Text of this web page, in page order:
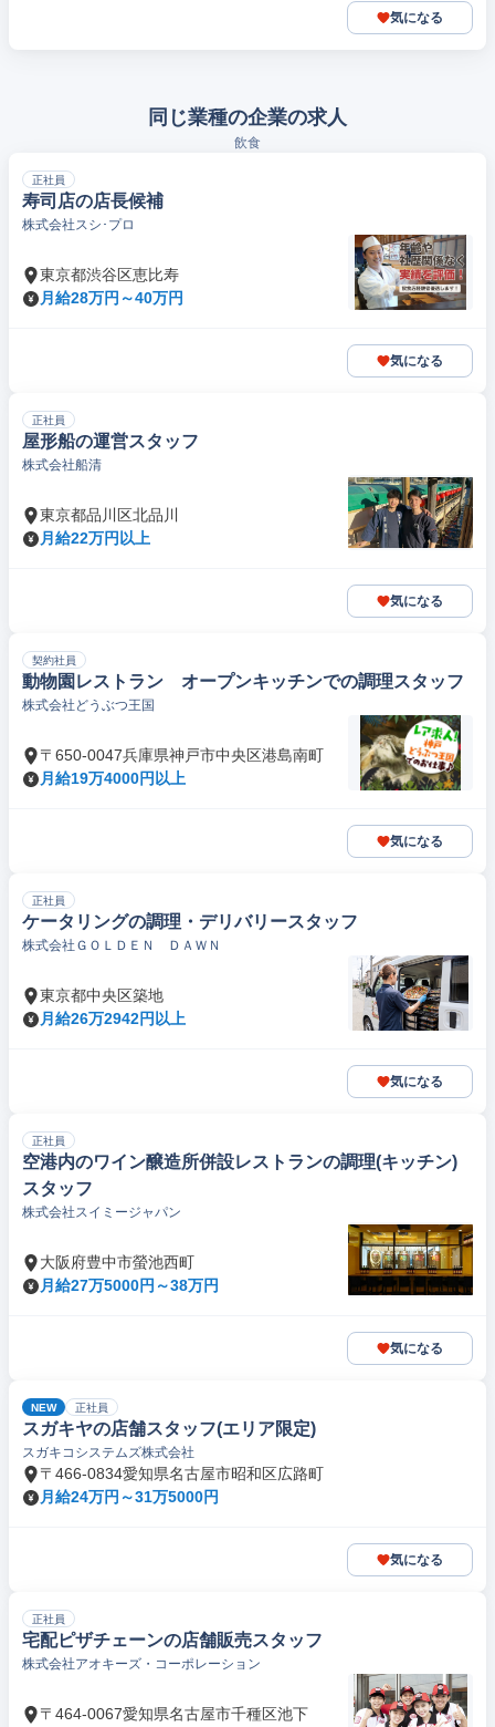
気になる
同じ業種の企業の求人
飲食
正社員
寿司店の店長候補
株式会社スシ･プロ
東京都渋谷区恵比寿
月給28万円～40万円
気になる
正社員
屋形船の運営スタッフ
株式会社船清
東京都品川区北品川
月給22万円以上
気になる
契約社員
動物園レストラン オープンキッチンでの調理スタッフ
株式会社どうぶつ王国
〒650-0047兵庫県神戸市中央区港島南町
月給19万4000円以上
気になる
正社員
ケータリングの調理・デリバリースタッフ
株式会社ＧＯＬＤＥＮ ＤＡＷＮ
東京都中央区築地
月給26万2942円以上
気になる
正社員
空港内のワイン醸造所併設レストランの調理(キッチン)
スタッフ
株式会社スイミージャパン
大阪府豊中市螢池西町
月給27万5000円～38万円
気になる
NEW 正社員
スガキヤの店舗スタッフ(エリア限定)
スガキコシステムズ株式会社
〒466-0834愛知県名古屋市昭和区広路町
月給24万円～31万5000円
気になる
正社員
宅配ピザチェーンの店舗販売スタッフ
株式会社アオキーズ・コーポレーション
〒464-0067愛知県名古屋市千種区池下